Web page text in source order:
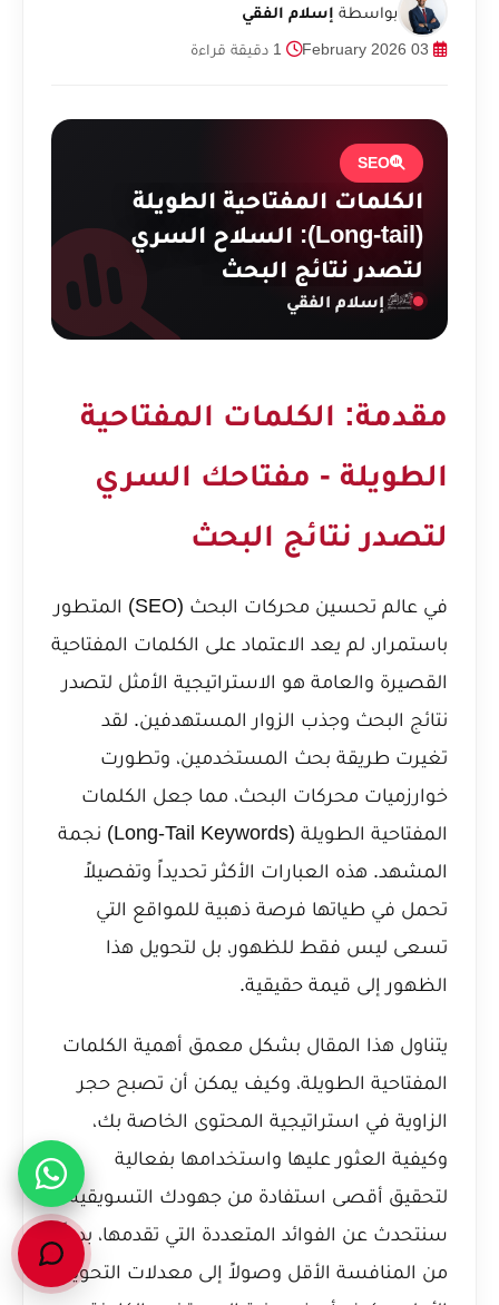
بواسطة إسلام الفقي
SEO
الكلمات المفتاحية الطويلة
(Long-tail): السلاح السري
لتصدر نتائج البحث
إسلام الفقي
مقدمة: الكلمات المفتاحية
الطويلة - مفتاحك السري
لتصدر نتائج البحث
في عالم تحسين محركات البحث
(SEO) المتطور
باستمرار، لم يعد الاعتماد على الكلمات المفتاحية
القصيرة والعامة هو الاستراتيجية الأمثل لتصدر
نتائج البحث وجذب الزوار المستهدفين. لقد
تغيرت طريقة بحث المستخدمين، وتطورت
خوارزميات محركات البحث، مما جعل الكلمات
المفتاحية الطويلة (Long-Tail Keywords) نجمة
المشهد. هذه العبارات الأكثر تحديداً وتفصيلاً
تحمل في طياتها فرصة ذهبية للمواقع التي
تسعى ليس فقط للظهور، بل لتحويل هذا
الظهور إلى قيمة حقيقية.
يتناول هذا المقال بشكل معمق أهمية الكلمات
المفتاحية الطويلة، وكيف يمكن أن تصبح حجر
الزاوية في استراتيجية المحتوى الخاصة بك،
وكيفية العثور عليها واستخدامها بفعالية
لتحقيق أقصى استفادة من جهودك التسويقية.
سنتحدث عن الفوائد المتعددة التي تقدمها، بدءاً
من المنافسة الأقل وصولاً إلى معدلات التحويل